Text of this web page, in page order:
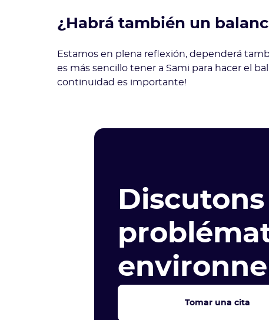
¿Habrá también un
Estamos en plena reflexión, dependerá
es más sencillo tener a Sami para hacer el
continuidad es importante!
Tomar una cita